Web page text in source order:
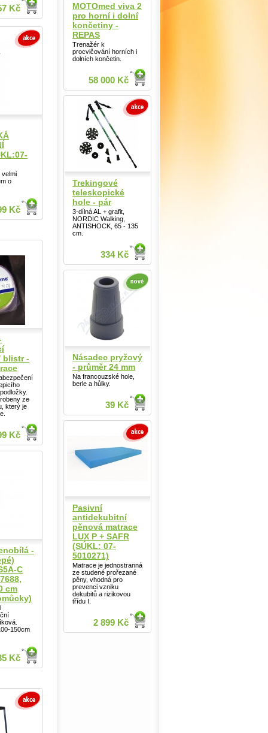
Kč
velmi
o
Kč
blistr -
ze
který je
Kč
-
C
cm
150cm
Kč
MOTOmed viva 2
pro horní i dolní
končetiny -
REPAS
Trenažér k
procvičování horních i
dolních končetin.
58 000 Kč
Trekingové
teleskopické
hole - pár
3-dílná AL + grafit,
NORDIC Walking,
ANTISHOCK, 65 - 135
cm.
334 Kč
Násadec pryžový
- průměr 24 mm
Na francouzské hole,
berle a hůlky.
39 Kč
Pasivní
antidekubitní
pěnová matrace
LUX P + SAFR
(SÚKL: 07-
5010271)
Matrace je jednostranná
ze studené prořezané
pěny, vhodná pro
prevenci vzniku
dekubitů a rizikovou
třídu I.
2 899 Kč